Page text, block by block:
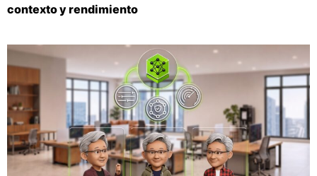
contexto y rendimiento